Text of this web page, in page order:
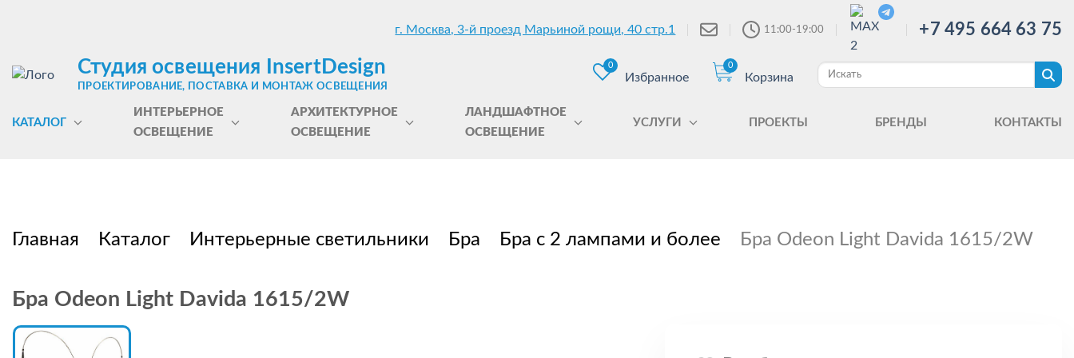
г. Москва, 3-й проезд Марьиной рощи, 40 стр.1 11:00-19:00 +7 495 664 63 75
Студия освещения InsertDesign
ПРОЕКТИРОВАНИЕ, ПОСТАВКА И МОНТАЖ ОСВЕЩЕНИЯ
0
Избранное
0
Корзина
КАТАЛОГ
ИНТЕРЬЕРНОЕ
ОСВЕЩЕНИЕ
АРХИТЕКТУРНОЕ
ОСВЕЩЕНИЕ
ЛАНДШАФТНОЕ
ОСВЕЩЕНИЕ
УСЛУГИ ПРОЕКТЫ БРЕНДЫ КОНТАКТЫ
Главная Каталог Интерьерные светильники Бра Бра с 2 лампами и более Бра Odeon Light Davida 1615/2W
Бра Odeon Light Davida 1615/2W